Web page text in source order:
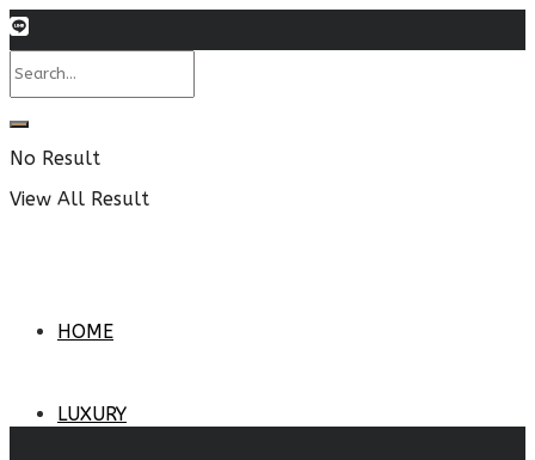
No Result
View All Result
HOME
LUXURY